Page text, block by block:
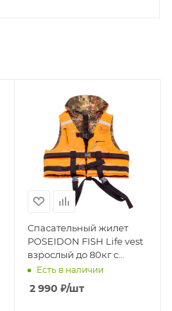
Спасательный жилет
POSEIDON FISH Life vest
взрослый до 80кг с
подголовником
Есть в наличии
2 990 ₽/шт